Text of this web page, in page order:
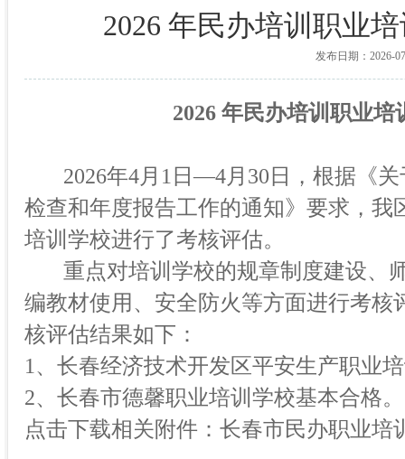
2026 年民办培训职业
发布日期：2026-
2026 年民办培训职业培
2026年4月1 日—4月30日，根据《
检查和年度报告工作的通知》要求，我
培训学校进行了考核评估。
重点对培训学校的规章制度建设、
编教材使用、安全防火等方面进行考
核评估结果如下：
1、长春经济技术开发区平安生产职业
2、长春市德馨职业培训学校基本合格。
点击下载相关附件：长春市民办职业培